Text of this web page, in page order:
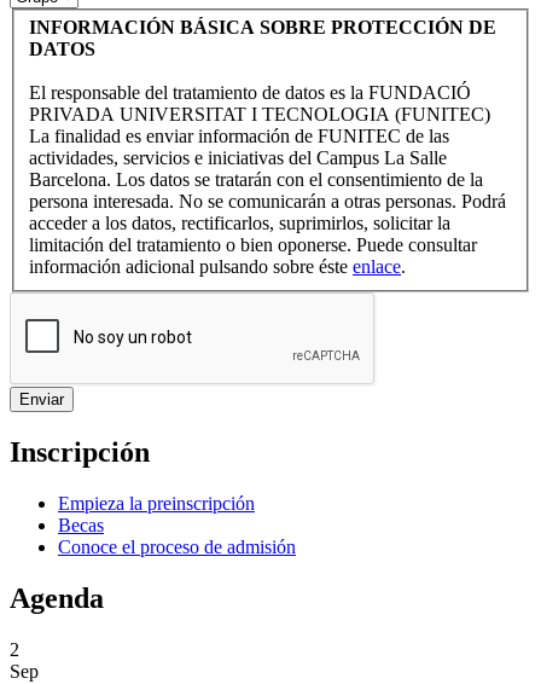
INFORMACIÓN BÁSICA SOBRE PROTECCIÓN DE
DATOS
El responsable del tratamiento de datos es la FUNDACIÓ
PRIVADA UNIVERSITAT I TECNOLOGIA (FUNITEC)
La finalidad es enviar información de FUNITEC de las
actividades, servicios e iniciativas del Campus La Salle
Barcelona. Los datos se tratarán con el consentimiento de la
persona interesada. No se comunicarán a otras personas. Podrá
acceder a los datos, rectificarlos, suprimirlos, solicitar la
limitación del tratamiento o bien oponerse. Puede consultar
información adicional pulsando sobre éste enlace.
Inscripción
Empieza la preinscripción
Becas
Conoce el proceso de admisión
Agenda
2
Sep